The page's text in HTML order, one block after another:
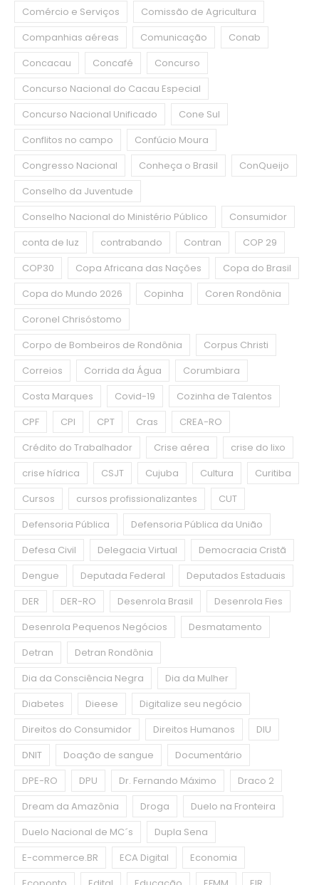
Comércio e Serviços
Comissão de Agricultura
Companhias aéreas
Comunicação
Conab
Concacau
Concafé
Concurso
Concurso Nacional do Cacau Especial
Concurso Nacional Unificado
Cone Sul
Conflitos no campo
Confúcio Moura
Congresso Nacional
Conheça o Brasil
ConQueijo
Conselho da Juventude
Conselho Nacional do Ministério Público
Consumidor
conta de luz
contrabando Contran
COP 29
COP30
Copa Africana das Nações
Copa do Brasil
Copa do Mundo 2026
Copinha
Coren Rondônia
Coronel Chrisóstomo
Corpo de Bombeiros de Rondônia
Corpus Christi
Correios
Corrida da Água
Corumbiara
Costa Marques
Covid-19
Cozinha de Talentos
CPF
CPI CPT Cras
CREA-RO
Crédito do Trabalhador
Crise aérea
crise do lixo
crise hídrica
CSJT Cujuba Cultura
Curitiba
Cursos
cursos profissionalizantes
CUT
Defensoria Pública
Defensoria Pública da União
Defesa Civil
Delegacia Virtual
Democracia Cristã
Dengue
Deputada Federal
Deputados Estaduais
DER
DER-RO Desenrola Brasil
Desenrola Fies
Desenrola Pequenos Negócios
Desmatamento
Detran
Detran Rondônia
Dia da Consciência Negra
Dia da Mulher
Diabetes
Dieese
Digitalize seu negócio
Direitos do Consumidor
Direitos Humanos
DIU
DNIT
Doação de sangue
Documentário
DPE-RO
DPU Dr. Fernando Máximo
Draco 2
Dream da Amazônia
Droga
Duelo na Fronteira
Duelo Nacional de MC´s
Dupla Sena
E-commerce.BR
ECA Digital
Economia